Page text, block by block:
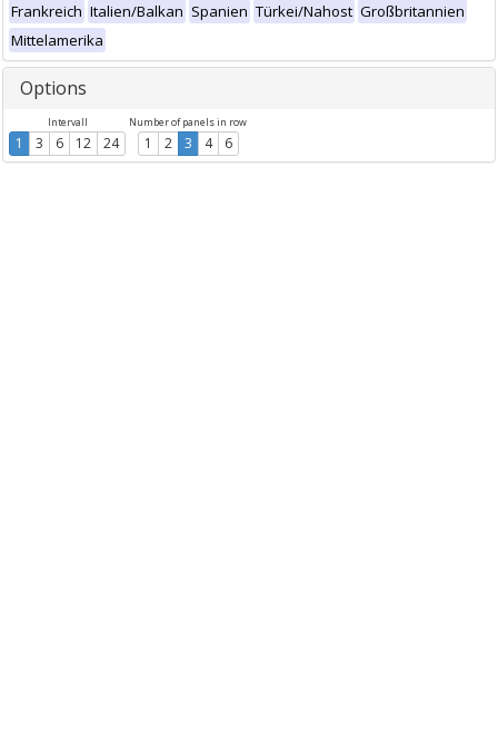
Frankreich Italien/Balkan Spanien Türkei/Nahost Großbritannien
Mittelamerika
Options
Intervall
1 3 6 12 24
Number of panels in row
1 2 3 4 6